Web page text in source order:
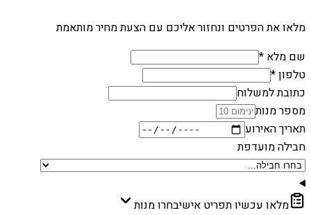
מלאו את הפרטים ונחזור אליכם עם הצעת מחיר מותאמת
שם מלא *
טלפון *
כתובת למשלוח
מספר מנות
תאריך האירוע
חבילה מועדפת
מלאו עכשיו תפריט אישיבחרו מנות